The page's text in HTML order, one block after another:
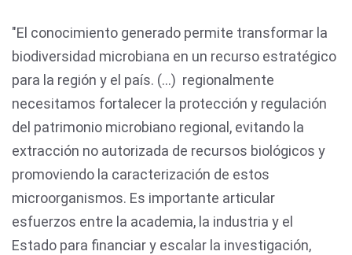
"El conocimiento generado permite transformar la
biodiversidad microbiana en un recurso estratégico
para la región y el país. (...) regionalmente
necesitamos fortalecer la protección y regulación
del patrimonio microbiano regional, evitando la
extracción no autorizada de recursos biológicos y
promoviendo la caracterización de estos
microorganismos. Es importante articular
esfuerzos entre la academia, la industria y el
Estado para financiar y escalar la investigación,